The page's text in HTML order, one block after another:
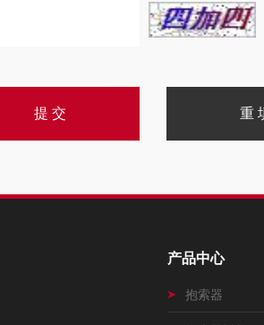
产品中心
抱索器